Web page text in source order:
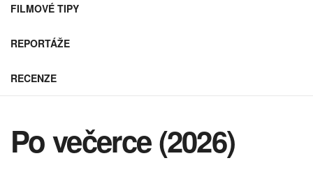
FILMOVÉ TIPY
REPORTÁŽE
RECENZE
Po večerce (2026)